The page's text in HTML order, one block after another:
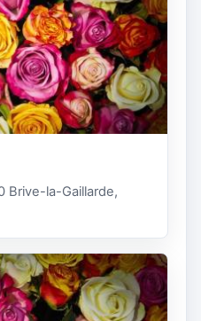
Brive-la-Gaillarde,